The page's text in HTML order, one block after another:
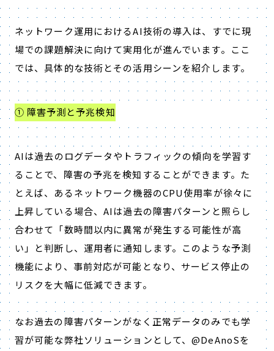
ネットワーク運用におけるAI技術の導入は、すでに現
場での課題解決に向けて実用化が進んでいます。ここ
では、具体的な技術とその活用シーンを紹介します。
① 障害予測と予兆検知
AIは過去のログデータやトラフィックの傾向を学習す
ることで、障害の予兆を検知することができます。た
とえば、あるネットワーク機器のCPU使用率が徐々に
上昇している場合、AIは過去の障害パターンと照らし
合わせて「数時間以内に異常が発生する可能性が高
い」と判断し、運用者に通知します。このような予測
機能により、事前対応が可能となり、サービス停止の
リスクを大幅に低減できます。
なお過去の障害パターンがなく正常データのみでも学
習が可能な弊社ソリューションとして、@DeAnoSを